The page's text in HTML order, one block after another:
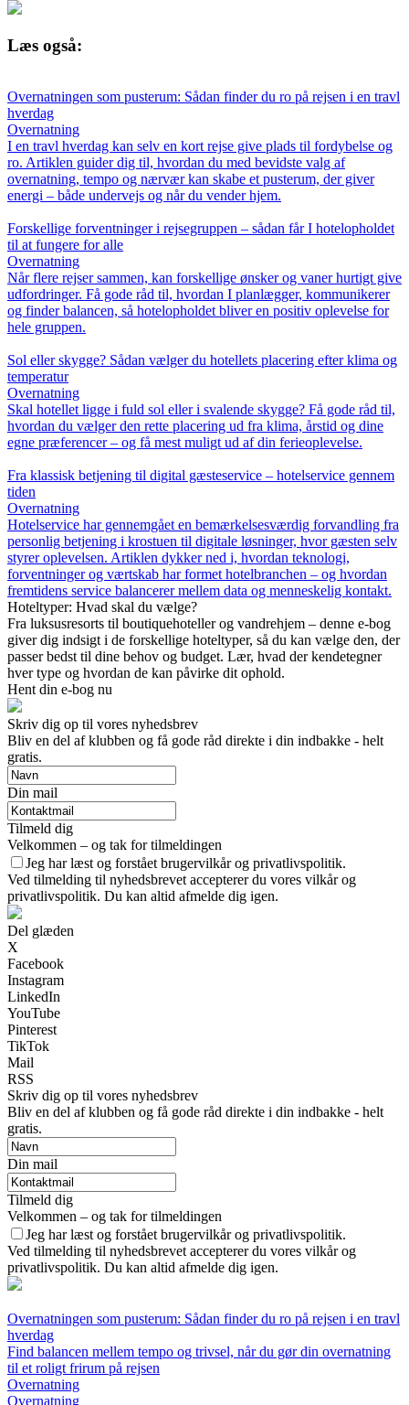
Læs også:
Overnatningen som pusterum: Sådan finder du ro på rejsen i en travl
hverdag
Overnatning
I en travl hverdag kan selv en kort rejse give plads til fordybelse og
ro. Artiklen guider dig til, hvordan du med bevidste valg af
overnatning, tempo og nærvær kan skabe et pusterum, der giver
energi – både undervejs og når du vender hjem.
Forskellige forventninger i rejsegruppen – sådan får I hotelopholdet
til at fungere for alle
Overnatning
Når flere rejser sammen, kan forskellige ønsker og vaner hurtigt give
udfordringer. Få gode råd til, hvordan I planlægger, kommunikerer
og finder balancen, så hotelopholdet bliver en positiv oplevelse for
hele gruppen.
Sol eller skygge? Sådan vælger du hotellets placering efter klima og
temperatur
Overnatning
Skal hotellet ligge i fuld sol eller i svalende skygge? Få gode råd til,
hvordan du vælger den rette placering ud fra klima, årstid og dine
egne præferencer – og få mest muligt ud af din ferieoplevelse.
Fra klassisk betjening til digital gæsteservice – hotelservice gennem
tiden
Overnatning
Hotelservice har gennemgået en bemærkelsesværdig forvandling fra
personlig betjening i krostuen til digitale løsninger, hvor gæsten selv
styrer oplevelsen. Artiklen dykker ned i, hvordan teknologi,
forventninger og værtskab har formet hotelbranchen – og hvordan
fremtidens service balancerer mellem data og menneskelig kontakt.
Hoteltyper: Hvad skal du vælge?
Fra luksusresorts til boutiquehoteller og vandrehjem – denne e-bog
giver dig indsigt i de forskellige hoteltyper, så du kan vælge den, der
passer bedst til dine behov og budget. Lær, hvad der kendetegner
hver type og hvordan de kan påvirke dit ophold.
Hent din e-bog nu
Skriv dig op til vores nyhedsbrev
Bliv en del af klubben og få gode råd direkte i din indbakke - helt
gratis.
Din mail
Tilmeld dig
Velkommen – og tak for tilmeldingen
Jeg har læst og forstået brugervilkår og privatlivspolitik.
Ved tilmelding til nyhedsbrevet accepterer du vores vilkår og
privatlivspolitik. Du kan altid afmelde dig igen.
Del glæden
X
Facebook
Instagram
LinkedIn
YouTube
Pinterest
TikTok
Mail
RSS
Skriv dig op til vores nyhedsbrev
Bliv en del af klubben og få gode råd direkte i din indbakke - helt
gratis.
Din mail
Tilmeld dig
Velkommen – og tak for tilmeldingen
Jeg har læst og forstået brugervilkår og privatlivspolitik.
Ved tilmelding til nyhedsbrevet accepterer du vores vilkår og
privatlivspolitik. Du kan altid afmelde dig igen.
Overnatningen som pusterum: Sådan finder du ro på rejsen i en travl
hverdag
Find balancen mellem tempo og trivsel, når du gør din overnatning
til et roligt frirum på rejsen
Overnatning
Overnatning